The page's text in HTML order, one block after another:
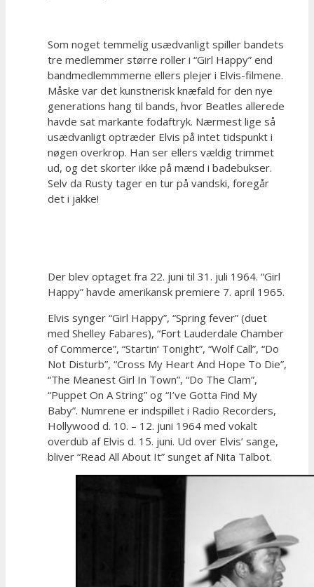
Som noget temmelig usædvanligt spiller bandets
tre medlemmer større roller i “Girl Happy” end
bandmedlemmmerne ellers plejer i Elvis-filmene.
Måske var det kunstnerisk knæfald for den nye
generations hang til bands, hvor Beatles allerede
havde sat markante fodaftryk. Nærmest lige så
usædvanligt optræder Elvis på intet tidspunkt i
nøgen overkrop. Han ser ellers vældig trimmet
ud, og det skorter ikke på mænd i badebukser.
Selv da Rusty tager en tur på vandski, foregår
det i jakke!
Der blev optaget fra 22. juni til 31. juli 1964. “Girl
Happy” havde amerikansk premiere 7. april 1965.
Elvis synger “Girl Happy”, “Spring fever” (duet
med Shelley Fabares), “Fort Lauderdale Chamber
of Commerce”, “Startin’ Tonight”, “Wolf Call”, “Do
Not Disturb”, “Cross My Heart And Hope To Die”,
“The Meanest Girl In Town”, “Do The Clam”,
“Puppet On A String” og “I’ve Gotta Find My
Baby”. Numrene er indspillet i Radio Recorders,
Hollywood d. 10. – 12. juni 1964 med vokalt
overdub af Elvis d. 15. juni. Ud over Elvis’ sange,
bliver “Read All About It” sunget af Nita Talbot.